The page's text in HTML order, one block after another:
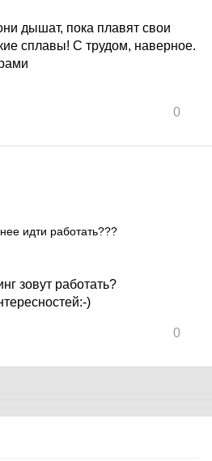
дышат, пока плавят свои
сплавы! С трудом, наверное.
0
идти работать???
зовут работать?
)
0